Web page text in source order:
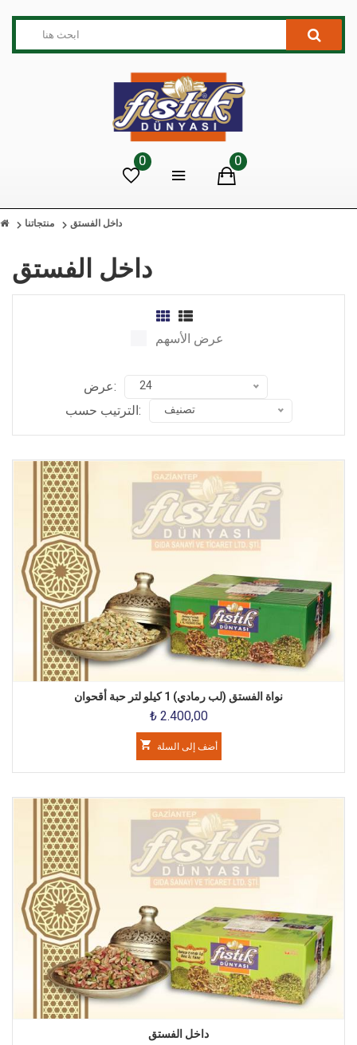
0 0
منتجاتنا داخل الفستق
داخل الفستق
عرض الأسهم
عرض: 24
الترتيب حسب: تصنيف
نواة الفستق (لب رمادي) 1 كيلو لتر حبة أقحوان
₺ 2.400,00
أضف إلى السلة
داخل الفستق